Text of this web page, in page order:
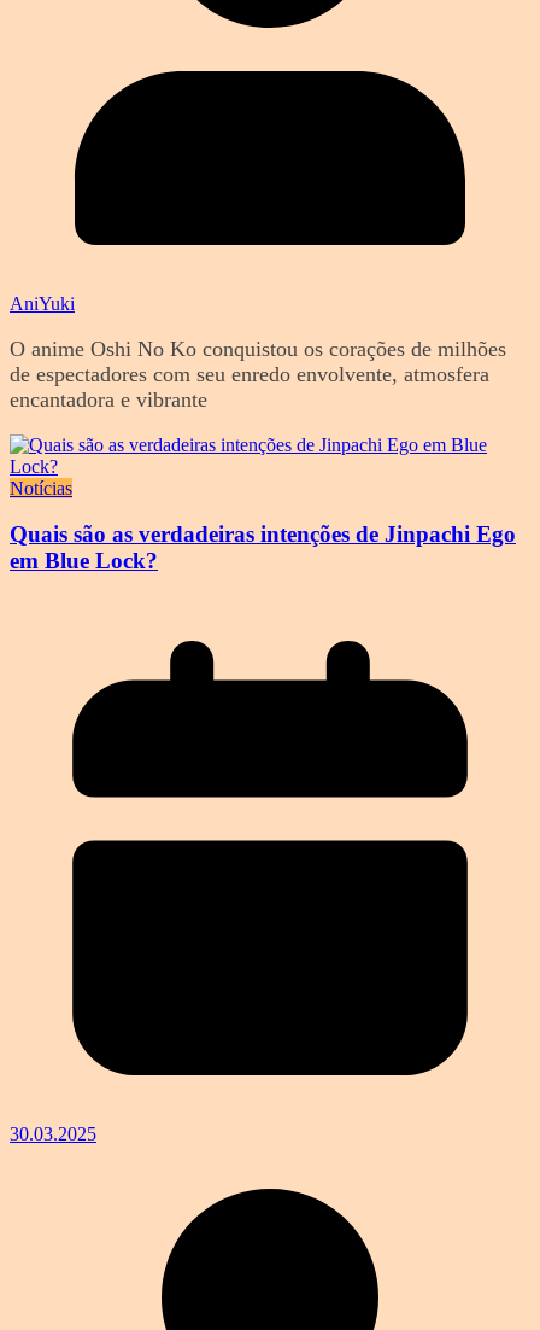
AniYuki
O anime Oshi No Ko conquistou os corações de milhões
de espectadores com seu enredo envolvente, atmosfera
encantadora e vibrante
Notícias
Quais são as verdadeiras intenções de Jinpachi Ego
em Blue Lock?
30.03.2025